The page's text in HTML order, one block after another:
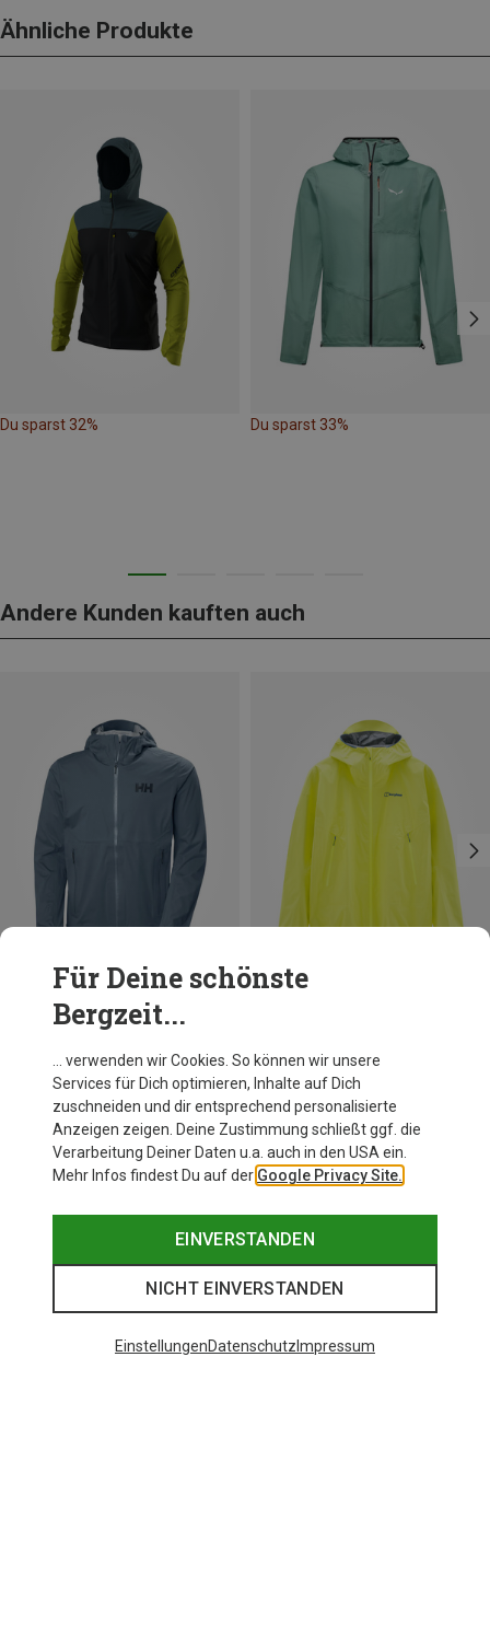
Ähnliche Produkte
Du sparst 32% Du sparst 33%
Andere Kunden kauften auch
Du sparst 23%
Für Deine schönste
Bergzeit...
… verwenden wir Cookies. So können wir unsere
Services für Dich optimieren, Inhalte auf Dich
zuschneiden und dir entsprechend personalisierte
Anzeigen zeigen. Deine Zustimmung schließt ggf. die
Verarbeitung Deiner Daten u.a. auch in den USA ein.
Mehr Infos findest Du auf der Google Privacy Site.
EINVERSTANDEN
NICHT EINVERSTANDEN
EinstellungenDatenschutz Impressum